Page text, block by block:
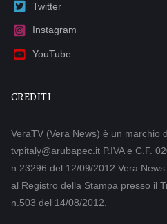
Twitter
Instagram
YouTube
CREDITI
VeraTV (Vera News) è un marchio
tvpitaly@arubapec.it P.IVA e C.F.
n.23296 del 12/09/2012 Vera
al Registro della Stampa presso il
n.503 del 14/08/2012.